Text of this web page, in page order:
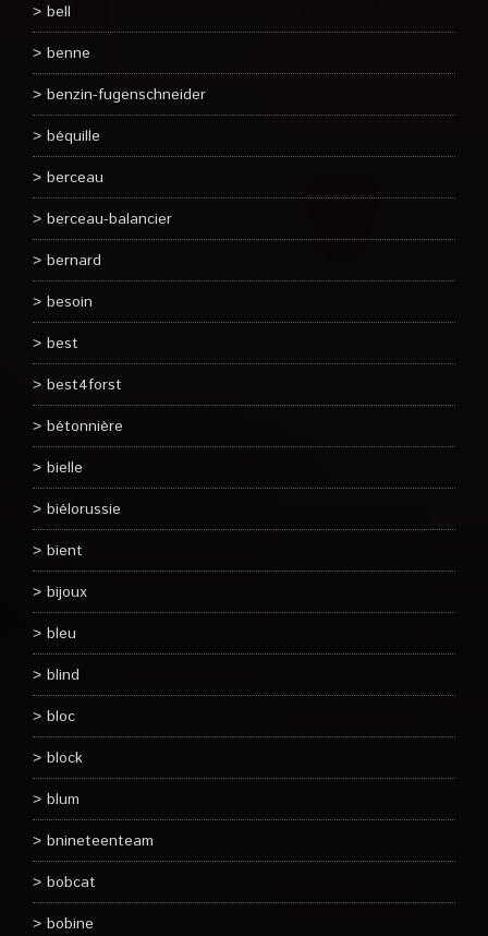
bell
benne
benzin-fugenschneider
béquille
berceau
berceau-balancier
bernard
besoin
best
best4forst
bétonnière
bielle
biélorussie
bient
bijoux
bleu
blind
bloc
block
blum
bnineteenteam
bobcat
bobine